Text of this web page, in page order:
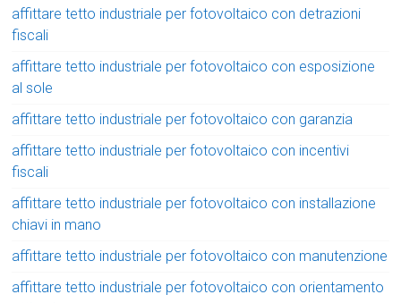
affittare tetto industriale per fotovoltaico con detrazioni
fiscali
affittare tetto industriale per fotovoltaico con esposizione
al sole
affittare tetto industriale per fotovoltaico con garanzia
affittare tetto industriale per fotovoltaico con incentivi
fiscali
affittare tetto industriale per fotovoltaico con installazione
chiavi in mano
affittare tetto industriale per fotovoltaico con manutenzione
affittare tetto industriale per fotovoltaico con orientamento